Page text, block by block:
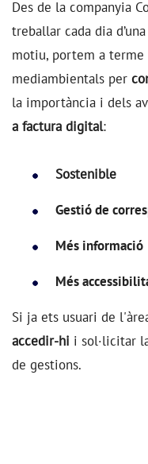
Des de la companyia
treballar cada dia
motiu, portem a terme
mediambientals per
la importància i dels
a factura digital:
Sostenible
Gestió de
Més informació
Més
Si ja ets usuari de
accedir-hi i sol·licitar
de gestions.